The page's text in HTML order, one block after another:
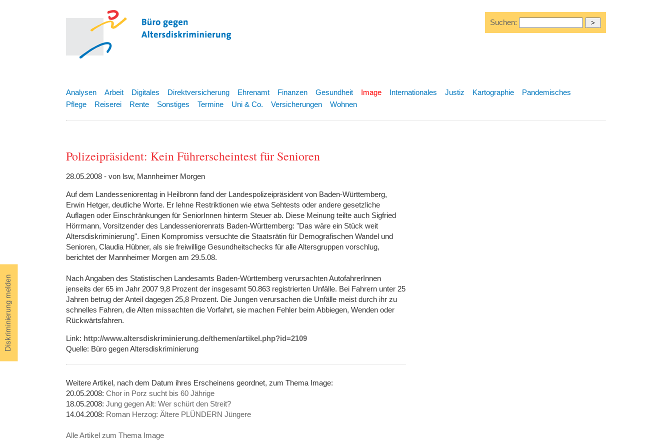
Diskriminierung melden
Suchen:
Analysen Arbeit Digitales Direktversicherung Ehrenamt Finanzen Gesundheit Image Internationales Justiz Kartographie
Pandemisches
Pflege
Reiserei Rente Sonstiges Termine Uni & Co. Versicherungen Wohnen
Polizeipräsident: Kein Führerscheintest für Senioren
28.05.2008 - von lsw, Mannheimer Morgen
Auf dem Landesseniorentag in Heilbronn fand der Landespolizeipräsident von Baden-Württemberg,
Erwin Hetger, deutliche Worte. Er lehne Restriktionen wie etwa Sehtests oder andere gesetzliche
Auflagen oder Einschränkungen für SeniorInnen hinterm Steuer ab. Diese Meinung teilte auch Sigfried
Hörrmann, Vorsitzender des Landesseniorenrats Baden-Württemberg: "Das wäre ein Stück weit
Altersdiskriminierung". Einen Kompromiss versuchte die Staatsrätin für Demografischen Wandel und
Senioren, Claudia Hübner, als sie freiwillige Gesundheitschecks für alle Altersgruppen vorschlug,
berichtet der Mannheimer Morgen am 29.5.08.
Nach Angaben des Statistischen Landesamts Baden-Württemberg verursachten AutofahrerInnen
jenseits der 65 im Jahr 2007 9,8 Prozent der insgesamt 50.863 registrierten Unfälle. Bei Fahrern unter 25
Jahren betrug der Anteil dagegen 25,8 Prozent. Die Jungen verursachen die Unfälle meist durch ihr zu
schnelles Fahren, die Alten missachten die Vorfahrt, sie machen Fehler beim Abbiegen, Wenden oder
Rückwärtsfahren.
Link: http://www.altersdiskriminierung.de/themen/artikel.php?id=2109
Quelle: Büro gegen Altersdiskriminierung
Weitere Artikel, nach dem Datum ihres Erscheinens geordnet, zum Thema Image:
20.05.2008: Chor in Porz sucht bis 60 Jährige
18.05.2008: Jung gegen Alt: Wer schürt den Streit?
14.04.2008: Roman Herzog: Ältere PLÜNDERN Jüngere
Alle Artikel zum Thema Image